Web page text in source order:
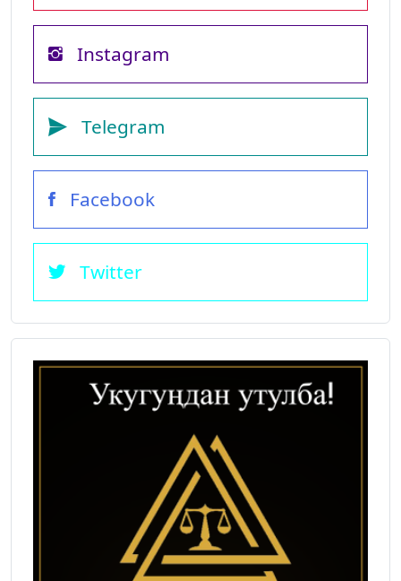
Instagram
Telegram
Facebook
Twitter